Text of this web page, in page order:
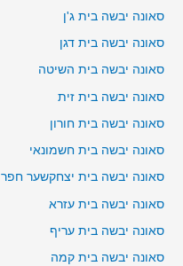
סאונה יבשה בית ג'ן
סאונה יבשה בית דגן
סאונה יבשה בית השיטה
סאונה יבשה בית זית
סאונה יבשה בית חורון
סאונה יבשה בית חשמונאי
סאונה יבשה בית יצחקשער חפר
סאונה יבשה בית עזרא
סאונה יבשה בית עריף
סאונה יבשה בית קמה